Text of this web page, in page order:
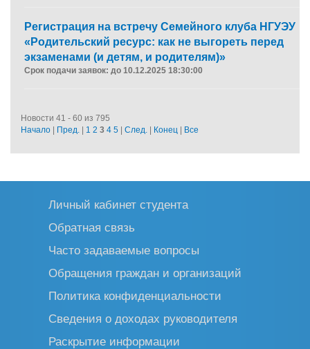
Регистрация на встречу Семейного клуба НГУЭУ
«Родительский ресурс: как не выгореть перед
экзаменами (и детям, и родителям)»
Срок подачи заявок: до 10.12.2025 18:30:00
Новости 41 - 60 из 795
Начало
Пред. 1 2 3 4 5 След. Конец Все
Личный кабинет студента
Обратная связь
Часто задаваемые вопросы
Обращения граждан и организаций
Политика конфиденциальности
Сведения о доходах руководителя
Раскрытие информации